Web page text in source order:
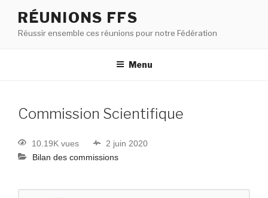
RÉUNIONS FFS
Réussir ensemble ces réunions pour notre Fédération
Menu
Commission Scientifique
10.19K vues
2 juin 2020
Bilan des commissions